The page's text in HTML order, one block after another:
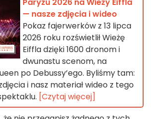
Paryżu 2026 na Wieży Eiffla
— nasze zdjęcia i wideo
Pokaz fajerwerków z 13 lipca
2026 roku rozświetlił Wieżę
Eiffla dzięki 1600 dronom i
dwunastu scenom, na
po Debussy’ego. Byliśmy tam:
i nasz materiał wideo z tego
[Czytaj więcej]